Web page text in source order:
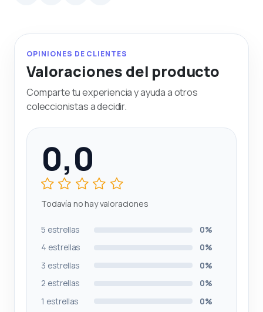
OPINIONES DE CLIENTES
Valoraciones del producto
Comparte tu experiencia y ayuda a otros
coleccionistas a decidir.
0,0
Todavía no hay valoraciones
5 estrellas
0%
4 estrellas
0%
3 estrellas
0%
2 estrellas
0%
1 estrellas
0%